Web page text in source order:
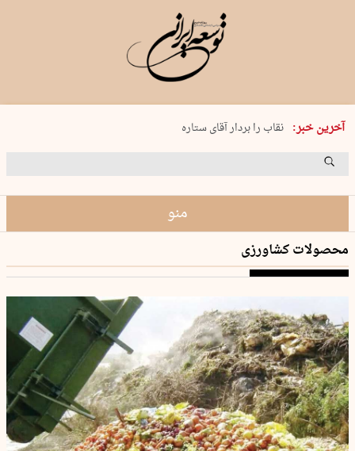
آخرین خبر:
پنجشنبه 15 مرداد 1405 شماره 2243
نقاب را بردار آقای ستاره
کدام فوتبال؟
منو
محصولات کشاورزی